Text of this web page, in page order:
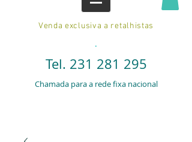
Venda exclusiva a retalhistas
.
Tel. 231 281 295
Chamada para a rede fixa nacional